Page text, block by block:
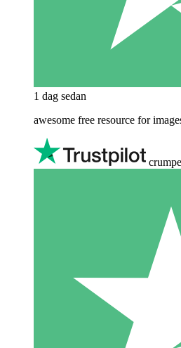
1 dag sedan
awesome free resource for